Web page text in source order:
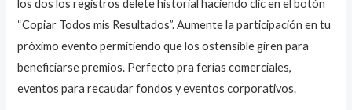
los dos los registros delete historial haciendo clic en el botón
“Copiar Todos mis Resultados”. Aumente la participación en tu
próximo evento permitiendo que los ostensible giren para
beneficiarse premios. Perfecto pra ferias comerciales,
eventos para recaudar fondos y eventos corporativos.